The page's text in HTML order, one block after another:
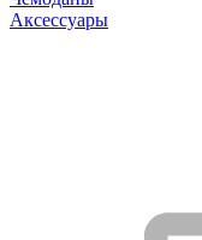
Аксессуары